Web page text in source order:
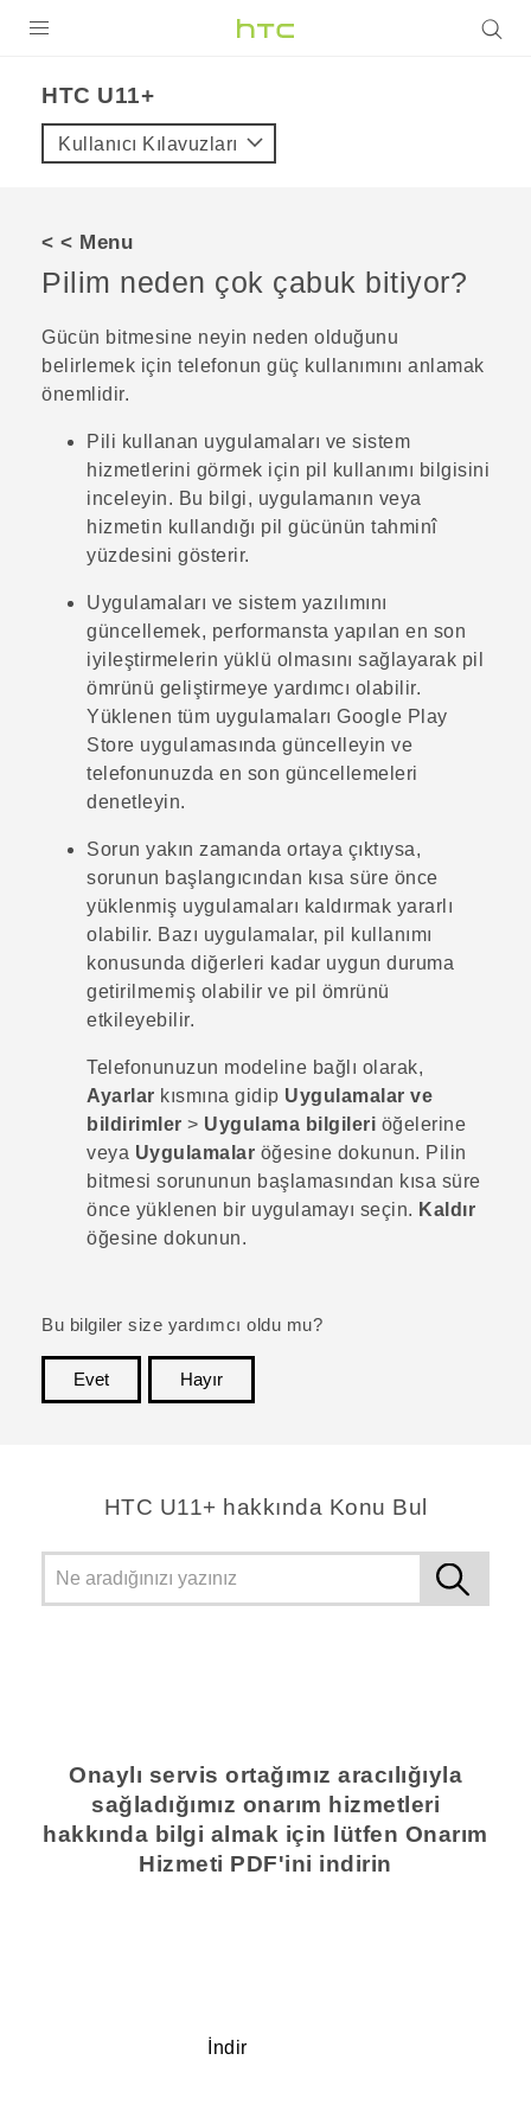
VIVE
VIVERSE
DESTEK
HTC U11+‎
Kullanıcı Kılavuzları
< < Menu
Pilim neden çok çabuk bitiyor?
Gücün bitmesine neyin neden olduğunu
belirlemek için telefonun güç kullanımını anlamak
önemlidir.
Pili kullanan uygulamaları ve sistem
hizmetlerini görmek için pil kullanımı bilgisini
inceleyin. Bu bilgi, uygulamanın veya
hizmetin kullandığı pil gücünün tahminî
yüzdesini gösterir.
Uygulamaları ve sistem yazılımını
güncellemek, performansta yapılan en son
iyileştirmelerin yüklü olmasını sağlayarak pil
ömrünü geliştirmeye yardımcı olabilir.
Yüklenen tüm uygulamaları Google Play
Store uygulamasında güncelleyin ve
telefonunuzda en son güncellemeleri
denetleyin.
Sorun yakın zamanda ortaya çıktıysa,
sorunun başlangıcından kısa süre önce
yüklenmiş uygulamaları kaldırmak yararlı
olabilir. Bazı uygulamalar, pil kullanımı
konusunda diğerleri kadar uygun duruma
getirilmemiş olabilir ve pil ömrünü
etkileyebilir.
Telefonunuzun modeline bağlı olarak,
Ayarlar kısmına gidip Uygulamalar ve
bildirimler > Uygulama bilgileri öğelerine
veya Uygulamalar öğesine dokunun. Pilin
bitmesi sorununun başlamasından kısa süre
önce yüklenen bir uygulamayı seçin. Kaldır
öğesine dokunun.
Bu bilgiler size yardımcı oldu mu?
Evet
Hayır
HTC U11+ hakkında Konu Bul
Onaylı servis ortağımız aracılığıyla
sağladığımız onarım hizmetleri
hakkında bilgi almak için lütfen Onarım
Hizmeti PDF'ini indirin
İndir